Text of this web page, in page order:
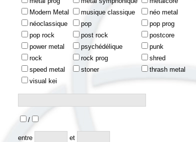
Modern Metal
musique classique
néo metal
néoclassique
pop
pop prog
pop rock
post rock
postcore
power metal
psychédélique
punk
rock
rock prog
shred
speed metal
stoner
thrash metal
visual kei
/
entre et